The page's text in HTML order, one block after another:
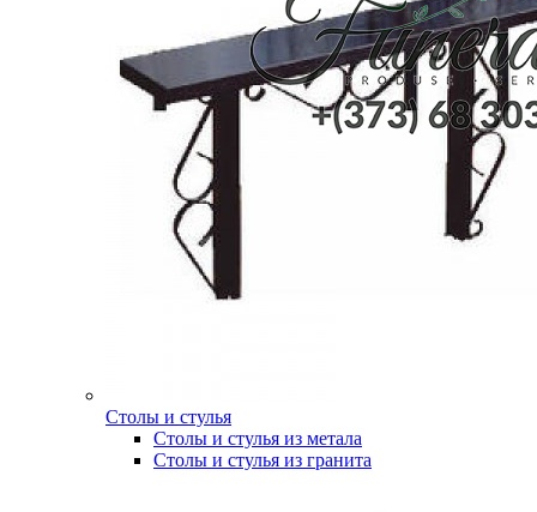
Столы и стулья
Столы и стулья из метала
Столы и стулья из гранита